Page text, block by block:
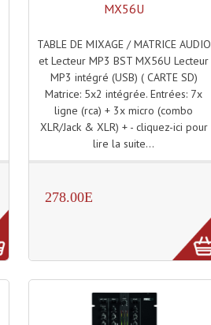
MX56U
TABLE DE MIXAGE / MATRICE AUDIO
et Lecteur MP3 BST MX56U Lecteur
MP3 intégré (USB) ( CARTE SD)
Matrice: 5x2 intégrée. Entrées: 7x
ligne (rca) + 3x micro (combo
XLR/Jack & XLR) + - cliquez-ici pour
lire la suite...
278.00E